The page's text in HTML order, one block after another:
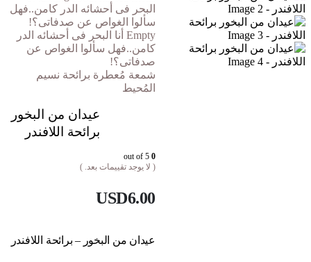
شمعة مُعطرة برائحة نسيم
المُحيط
عيدان من البخور
برائحة اللافندر
0
( لا يوجد تقييمات بعد. )
USD6.00
عيدان من البخور – برائحة اللافندر